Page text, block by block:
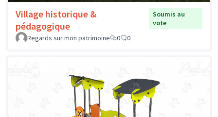
Village historique &
pédagogique
Soumis au
vote
Regards sur mon patrimoine
0 0